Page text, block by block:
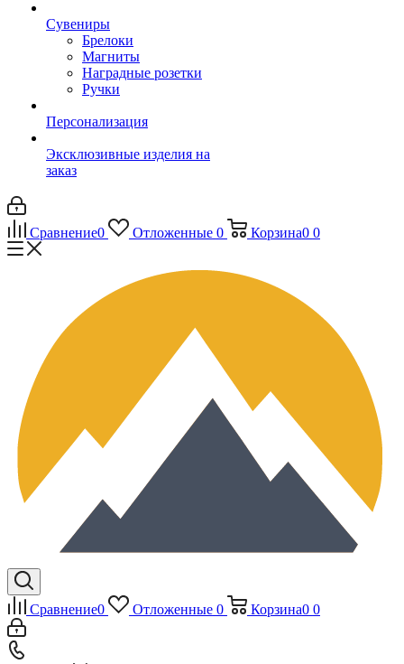
Сувениры
Брелоки
Магниты
Наградные розетки
Ручки
Персонализация
Эксклюзивные изделия на
заказ
Сравнение0 Отложенные 0 Корзина0 0
Сравнение0 Отложенные 0 Корзина0 0